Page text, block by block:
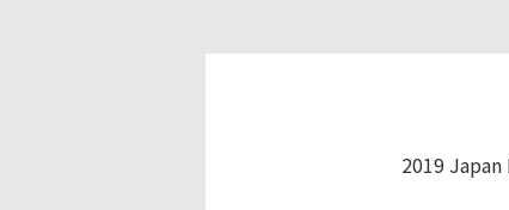
2019 Japan